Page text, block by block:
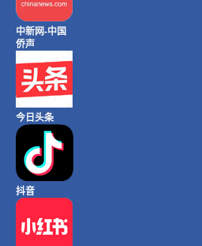
中新网-中国
侨声
今日头条
抖音